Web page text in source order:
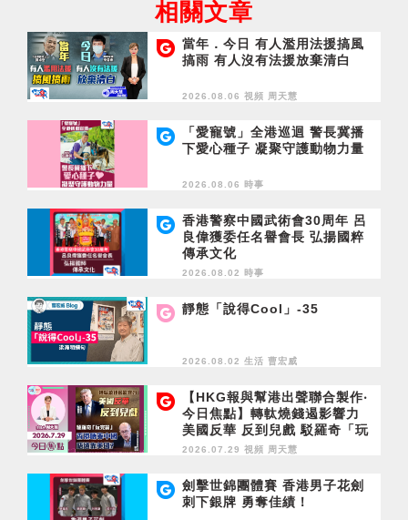
相關文章
當年．今日 有人濫用法援搞風
搞雨 有人沒有法援放棄清白
2026.08.06 視頻 周天慧
「愛寵號」全港巡迴 警長冀播
下愛心種子 凝聚守護動物力量
2026.08.06 時事
香港警察中國武術會30周年 呂
良偉獲委任名譽會長 弘揚國粹
傳承文化
2026.08.02 時事
靜態「說得Cool」-35
2026.08.02 生活 曹宏威
【HKG報與幫港出聲聯合製作‧
今日焦點】轉軚燒錢遏影響力
美國反華 反到兒戲 駁羅奇「玩
完論」 香港唔靠中國 唔通靠美
2026.07.29 視頻 周天慧
劍擊世錦團體賽 香港男子花劍
刺下銀牌 勇奪佳績！